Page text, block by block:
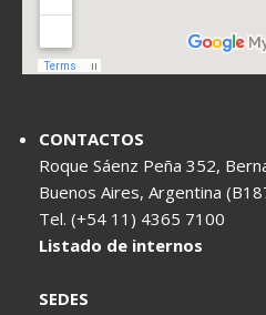
CONTACTOS
Roque Sáenz Peña 352,
Buenos Aires, Argentina
Tel. (+54 11) 4365 7100
Listado de internos
SEDES